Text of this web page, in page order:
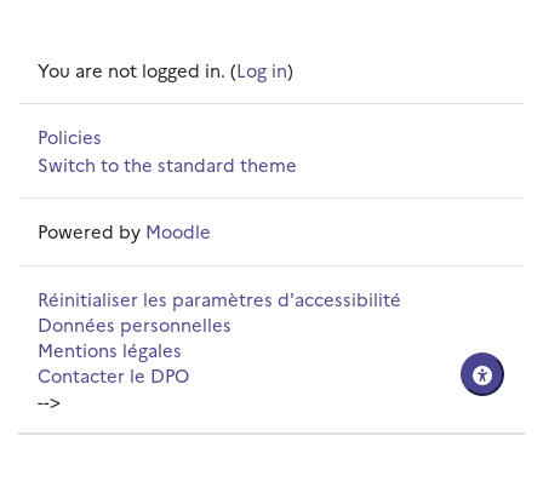
You are not logged in. (Log in)
Policies
Switch to the standard theme
Powered by Moodle
Réinitialiser les paramètres d'accessibilité
Données personnelles
Mentions légales
Contacter le DPO
-->